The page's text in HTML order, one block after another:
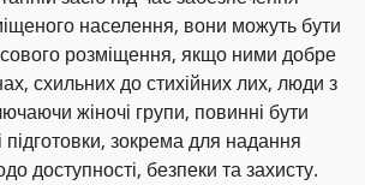
населення, вони можуть бути
розміщення, якщо ними добре
схильних до стихійних лих, люди з
жіночі групи, повинні бути
підготовки, зокрема для надання
доступності, безпеки та захисту.